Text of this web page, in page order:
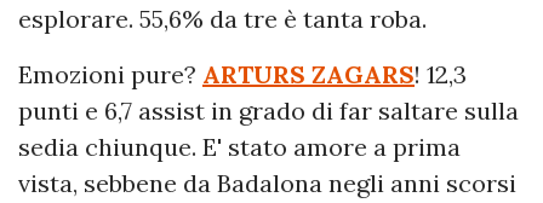
esplorare. 55,6% da tre è tanta roba.
Emozioni pure? ARTURS ZAGARS! 12,3
punti e 6,7 assist in grado di far saltare sulla
sedia chiunque. E' stato amore a prima
vista, sebbene da Badalona negli anni scorsi